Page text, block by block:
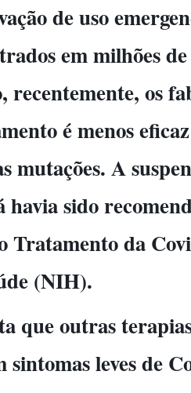
de uso
em milhões
os
é menos
mutações. A
havia sido
Tratamento da
(NIH).
que outras
sintomas leves de